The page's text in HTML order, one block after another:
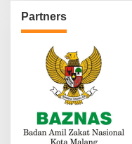
Partners